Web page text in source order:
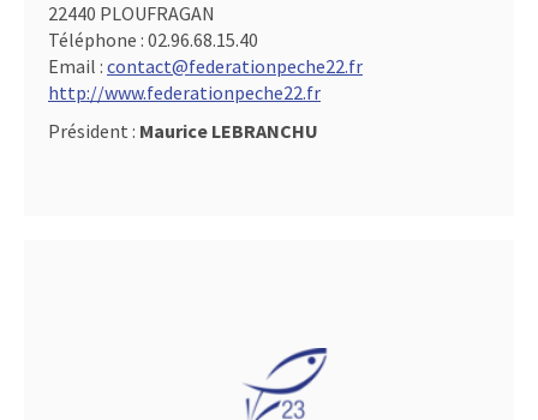
22440 PLOUFRAGAN
Téléphone : 02.96.68.15.40
Email : contact@federationpeche22.fr
http://www.federationpeche22.fr
Président : Maurice LEBRANCHU